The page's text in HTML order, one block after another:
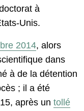
à
Unis.
2014, alors
dans
à de la détention
; il a été
après un tollé